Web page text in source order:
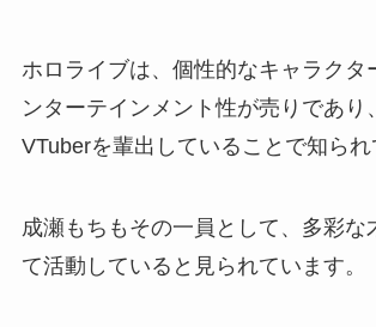
ホロライブは、個性的なキャラクタ
ンターテインメント性が売りであり
VTuberを輩出していることで知られ
成瀬もちもその一員として、多彩な
て活動していると見られています。